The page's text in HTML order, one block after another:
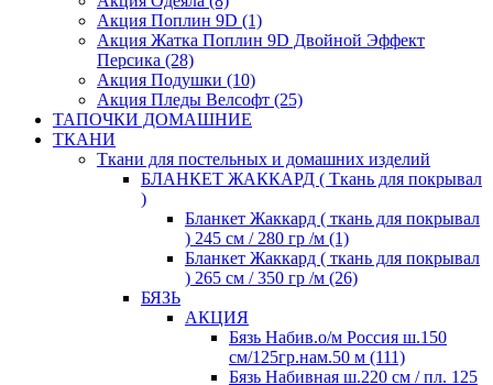
Акция Поплин 9D (1)
Акция Жатка Поплин 9D Двойной Эффект
Персика (28)
Акция Подушки (10)
Акция Пледы Велсофт (25)
ТАПОЧКИ ДОМАШНИЕ
ТКАНИ
Ткани для постельных и домашних изделий
БЛАНКЕТ ЖАККАРД ( Ткань для покрывал
)
Бланкет Жаккард ( ткань для покрывал
) 245 см / 280 гр /м (1)
Бланкет Жаккард ( ткань для покрывал
) 265 см / 350 гр /м (26)
БЯЗЬ
АКЦИЯ
Бязь Набив.о/м Россия ш.150
см/125гр.нам.50 м (111)
Бязь Набивная ш.220 см / пл. 125